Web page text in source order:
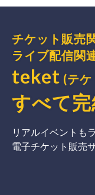
チケット販売
ライブ配信関
teket (テケ
すべて
リアルイベントも
電子チケット販売